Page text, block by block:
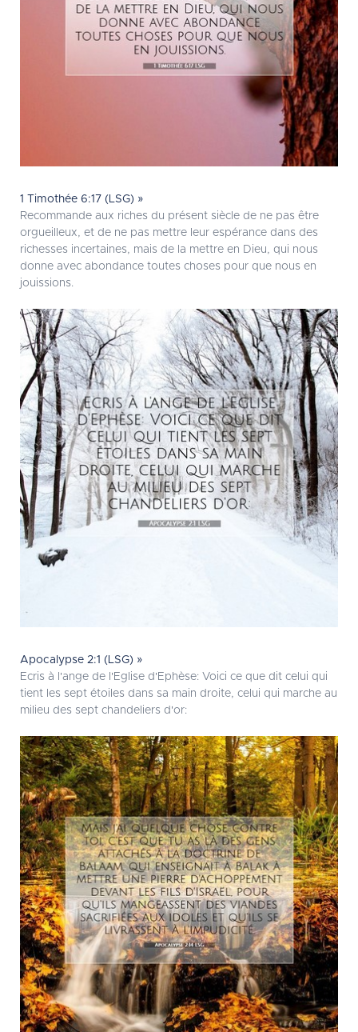
1 Timothée 6:17 (LSG) »
Recommande aux riches du présent siècle de ne pas être
orgueilleux, et de ne pas mettre leur espérance dans des
richesses incertaines, mais de la mettre en Dieu, qui nous
donne avec abondance toutes choses pour que nous en
jouissions.
Apocalypse 2:1 (LSG) »
Ecris à l'ange de l'Eglise d'Ephèse: Voici ce que dit celui qui
tient les sept étoiles dans sa main droite, celui qui marche au
milieu des sept chandeliers d'or: